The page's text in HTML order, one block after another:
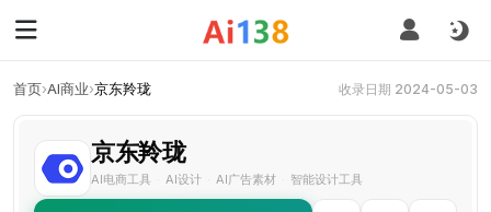
首页›AI商业›京东羚珑 收录日期 2024-05-03
京东羚珑
AI电商工具 AI设计 AI广告素材 智能设计工具